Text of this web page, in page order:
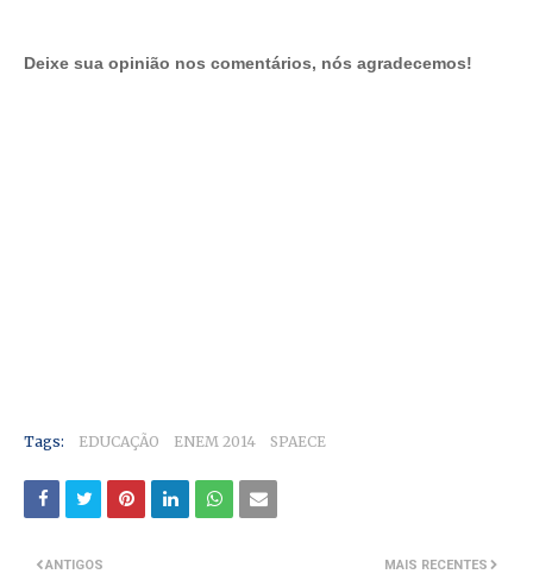
Deixe sua opinião nos comentários, nós agradecemos!
Tags: EDUCAÇÃO ENEM 2014 SPAECE
MAIS RECENTES
ANTIGOS